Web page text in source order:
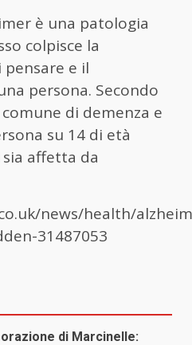
è una patologia
colpisce la
e il
persona. Secondo
comune di demenza e
su 14 di età
affetta da
news/health/
31487053
di Marcinelle: